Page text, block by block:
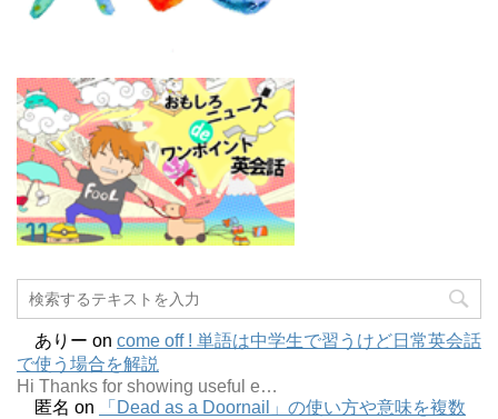
ありー on come off ! 単語は中学生で習うけど日常英会話
で使う場合を解説
Hi Thanks for showing useful e…
匿名 on
「Dead as a Doornail」の使い方や意味を複数